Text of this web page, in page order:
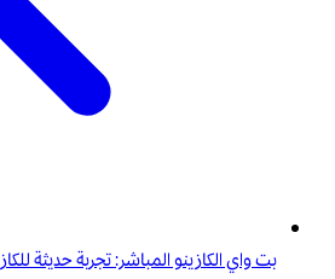
بت واي الكازينو المباشر: تجربة حديثة